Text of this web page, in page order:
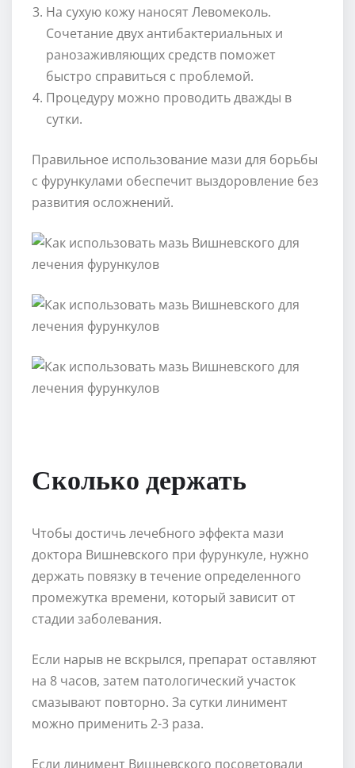
На сухую кожу наносят Левомеколь.
Сочетание двух антибактериальных и
ранозаживляющих средств поможет
быстро справиться с проблемой.
Процедуру можно проводить дважды в
сутки.
Правильное использование мази для борьбы
с фурункулами обеспечит выздоровление без
развития осложнений.
Сколько держать
Чтобы достичь лечебного эффекта мази
доктора Вишневского при фурункуле, нужно
держать повязку в течение определенного
промежутка времени, который зависит от
стадии заболевания.
Если нарыв не вскрылся, препарат оставляют
на 8 часов, затем патологический участок
смазывают повторно. За сутки линимент
можно применить 2-3 раза.
Если линимент Вишневского посоветовали